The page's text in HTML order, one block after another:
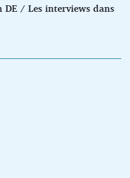
/ Les interviews dans